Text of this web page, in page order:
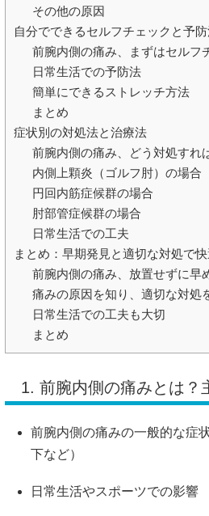
その他の原因
自分でできるセルフチェックと予
前腕内側の痛み、まずはセルフ
日常生活での予防法
簡単にできるストレッチ方法
まとめ
症状別の対処法と治療法
前腕内側の痛み、どう対処すれ
内側上顆炎（ゴルフ肘）の場合
円回内筋症候群の場合
肘部管症候群の場合
日常生活での工夫
まとめ：早期発見と適切な対処で
前腕内側の痛み、放置せずに早
痛みの原因を知り、適切な対処
日常生活での工夫も大切
まとめ
1. 前腕内側の痛みとは？
前腕内側の痛みの一般的な症
下など）
日常生活やスポーツでの影響